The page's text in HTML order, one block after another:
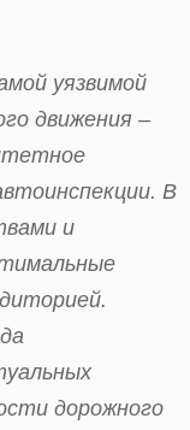
уязвимой
движения –
В
и
дорожного